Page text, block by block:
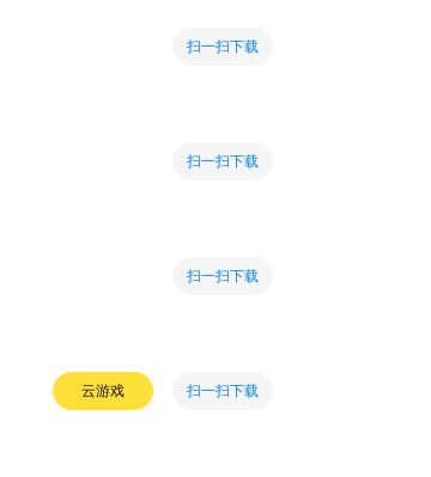
扫一扫下载
扫一扫下载
扫一扫下载
云游戏 扫一扫下载